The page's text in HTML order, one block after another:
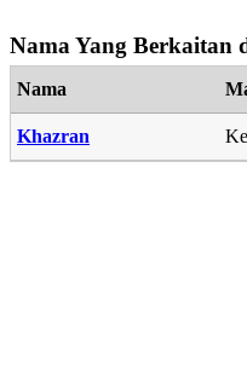
Nama Yang Berkaitan
Nama
Khazran